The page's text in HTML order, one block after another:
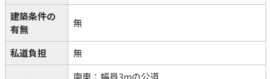
建築条件の
有無
無
私道負担 無
南東：幅員3mの公道